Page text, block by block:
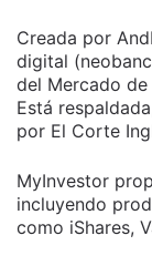
Creada por
digital
del Mercado de
Está
por El Corte
MyInvestor
incluyendo
como iShares,